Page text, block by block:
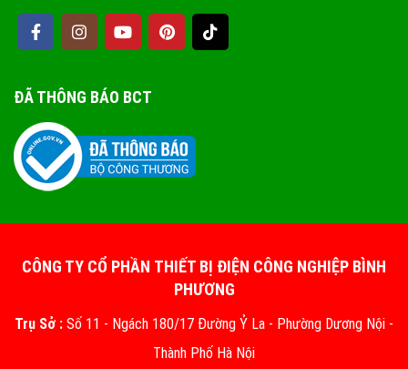
ĐÃ THÔNG BÁO BCT
CÔNG TY CỔ PHẦN THIẾT BỊ ĐIỆN CÔNG NGHIỆP BÌNH
PHƯƠNG
Trụ Sở : Số 11 - Ngách 180/17 Đường Ỷ La - Phường Dương Nội -
Thành Phố Hà Nội